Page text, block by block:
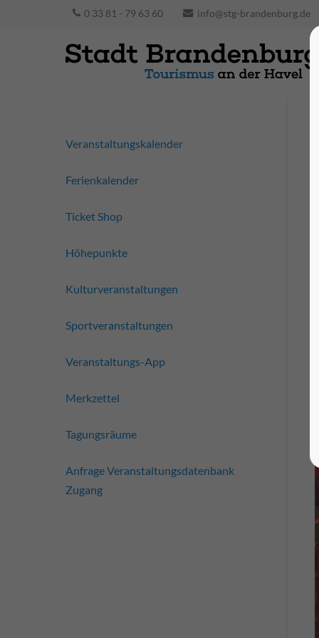
0 33 81 - 79 63 60 info@stg-brandenburg.de
Veranstaltungskalender
Ferienkalender
Ticket Shop
Höhepunkte
Kulturveranstaltungen
Sportveranstaltungen
Veranstaltungs-App
Merkzettel
Tagungsräume
Anfrage Veranstaltungsdatenbank
Zugang